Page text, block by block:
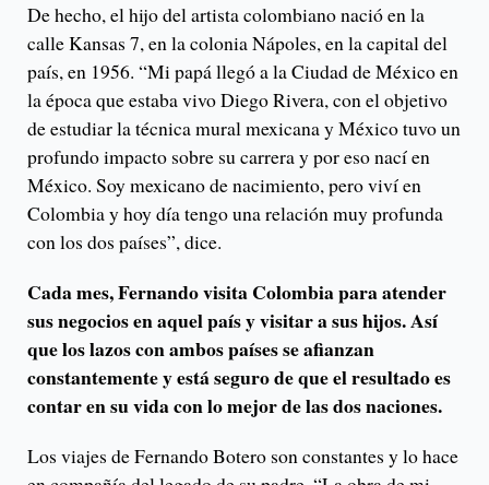
De hecho, el hijo del artista colombiano nació en la
calle Kansas 7, en la colonia Nápoles, en la capital del
país, en 1956. “Mi papá llegó a la Ciudad de México en
la época que estaba vivo Diego Rivera, con el objetivo
de estudiar la técnica mural mexicana y México tuvo un
profundo impacto sobre su carrera y por eso nací en
México. Soy mexicano de nacimiento, pero viví en
Colombia y hoy día tengo una relación muy profunda
con los dos países”, dice.
Cada mes, Fernando visita Colombia para atender
sus negocios en aquel país y visitar a sus hijos. Así
que los lazos con ambos países se afianzan
constantemente y está seguro de que el resultado es
contar en su vida con lo mejor de las dos naciones.
Los viajes de Fernando Botero son constantes y lo hace